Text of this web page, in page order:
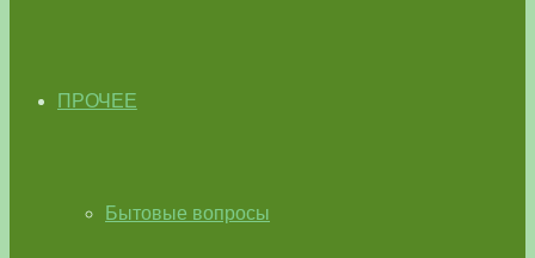
ПРОЧЕЕ
Бытовые вопросы